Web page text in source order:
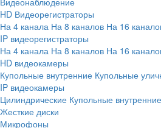
HD Видеорегистраторы
На 4 канала На 8 каналов На 16
IP видеорегистраторы
На 4 канала На 8 каналов На 16
HD видеокамеры
Купольные внутренние Купольные
IP видеокамеры
Цилиндрические Купольные внутренние
Жесткие диски
Микрофоны